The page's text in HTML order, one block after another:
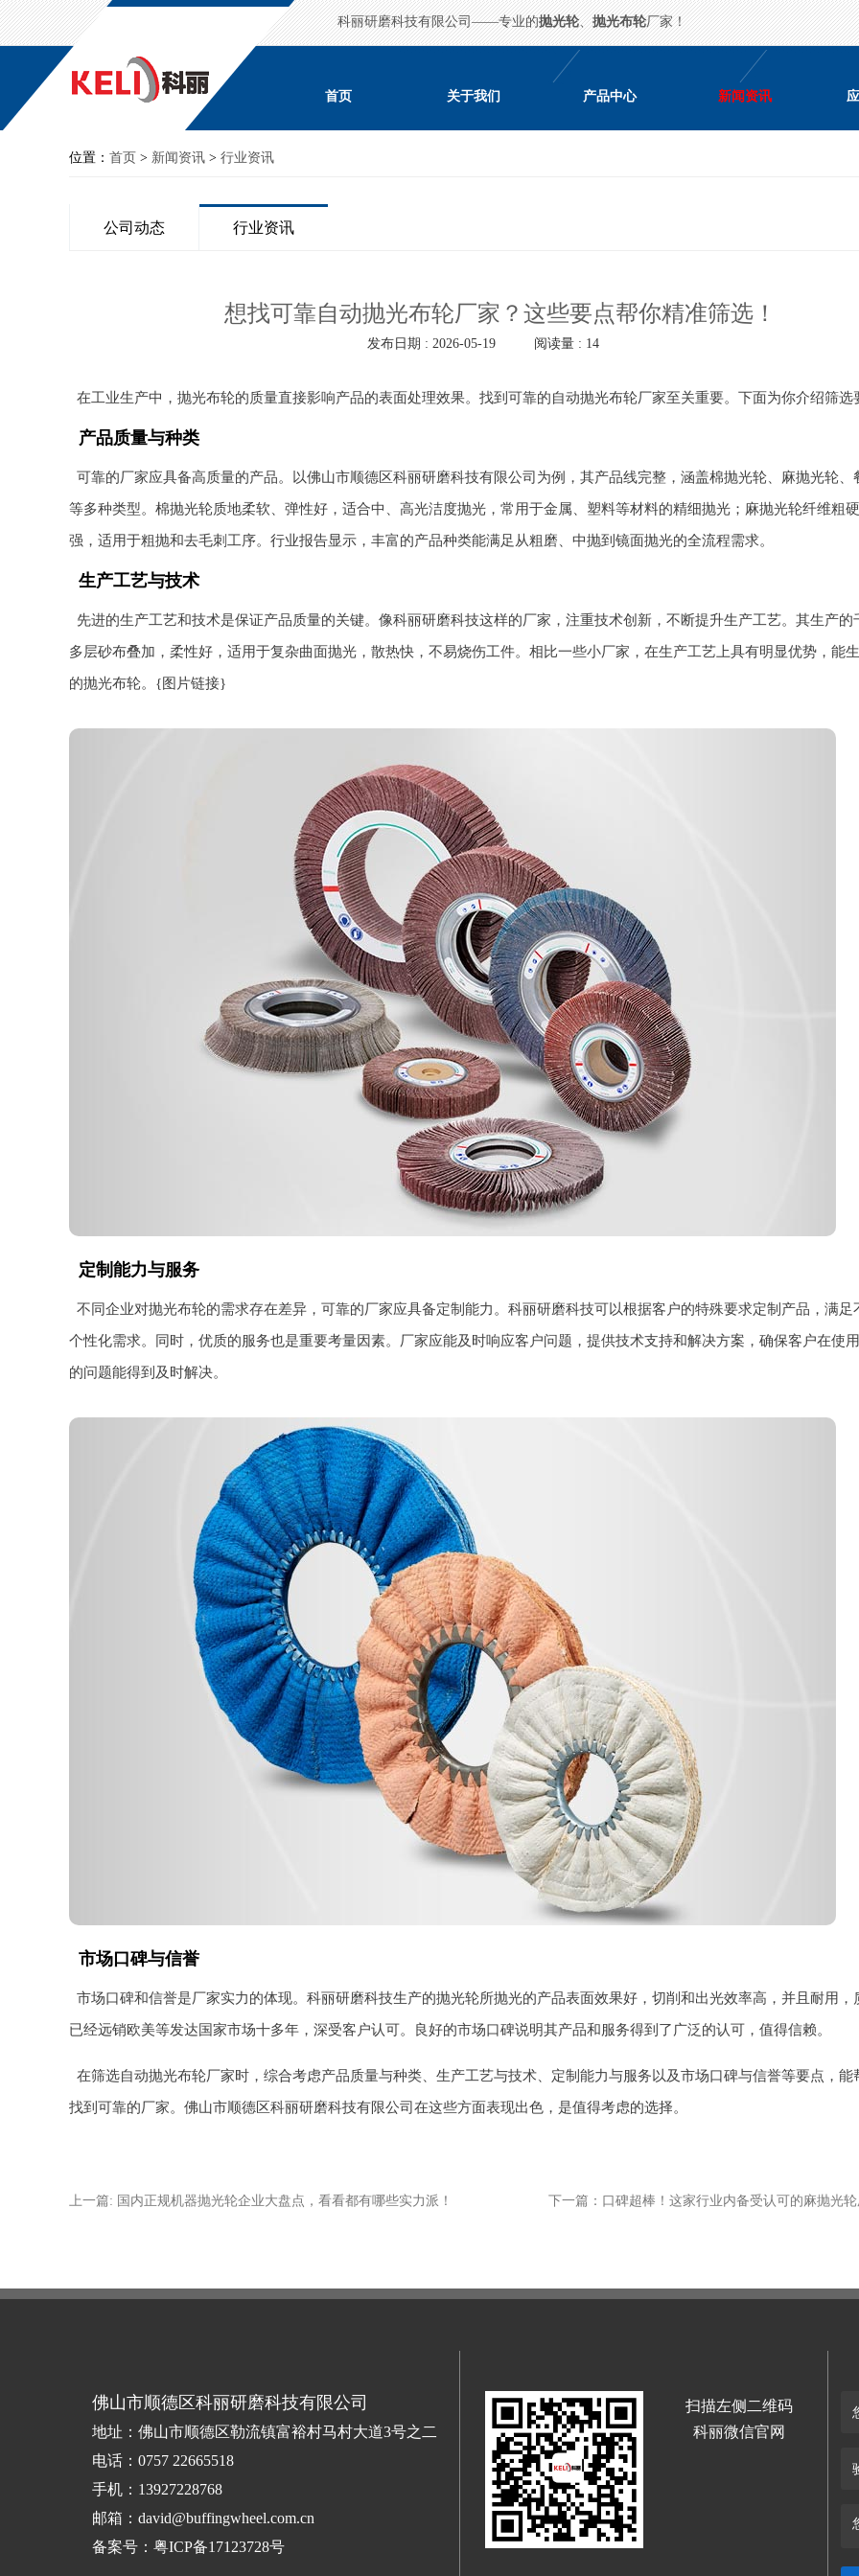
科丽研磨科技有限公司——专业的抛光轮、抛光布轮厂家！
首页 关于我们 产品中心 新闻资讯
位置： 首页 > 新闻资讯 > 行业资讯
公司动态 行业资讯
想找可靠自动抛光布轮厂家？这些要点帮你精准筛选！
发布日期 : 2026-05-19 阅读量 : 14
在工业生产中，抛光布轮的质量直接影响产品的表面处理效果。找到可靠的自动抛光布轮厂家至关重要。下面为你介绍筛选
产品质量与种类
可靠的厂家应具备高质量的产品。以佛山市顺德区科丽研磨科技有限公司为例，其产品线完整，涵盖棉抛光轮、麻抛光轮、
等多种类型。棉抛光轮质地柔软、弹性好，适合中、高光洁度抛光，常用于金属、塑料等材料的精细抛光；麻抛光轮纤维粗
强，适用于粗抛和去毛刺工序。行业报告显示，丰富的产品种类能满足从粗磨、中抛到镜面抛光的全流程需求。
生产工艺与技术
先进的生产工艺和技术是保证产品质量的关键。像科丽研磨科技这样的厂家，注重技术创新，不断提升生产工艺。其生产的
多层砂布叠加，柔性好，适用于复杂曲面抛光，散热快，不易烧伤工件。相比一些小厂家，在生产工艺上具有明显优势，能
的抛光布轮。{图片链接}
定制能力与服务
不同企业对抛光布轮的需求存在差异，可靠的厂家应具备定制能力。科丽研磨科技可以根据客户的特殊要求定制产品，满足
个性化需求。同时，优质的服务也是重要考量因素。厂家应能及时响应客户问题，提供技术支持和解决方案，确保客户在使
的问题能得到及时解决。
市场口碑与信誉
市场口碑和信誉是厂家实力的体现。科丽研磨科技生产的抛光轮所抛光的产品表面效果好，切削和出光效率高，并且耐用，
已经远销欧美等发达国家市场十多年，深受客户认可。良好的市场口碑说明其产品和服务得到了广泛的认可，值得信赖。
在筛选自动抛光布轮厂家时，综合考虑产品质量与种类、生产工艺与技术、定制能力与服务以及市场口碑与信誉等要点，能
找到可靠的厂家。佛山市顺德区科丽研磨科技有限公司在这些方面表现出色，是值得考虑的选择。
上一篇: 国内正规机器抛光轮企业大盘点，看看都有哪些实力派！
机器人大布轮 百
佛山市顺德区科丽研磨科技有限公司
地址：佛山市顺德区勒流镇富裕村马村大道3号之二
电话：0757 22665518
手机：13927228768
邮箱：david@buffingwheel.com.cn
备案号： 粤ICP备17123728号
扫描左侧二维码
科丽微信官网